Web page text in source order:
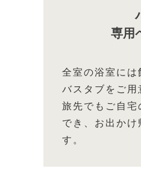
専用
全室の浴室には
バスタブをご用
旅先でもご自宅
でき、お出か
す。